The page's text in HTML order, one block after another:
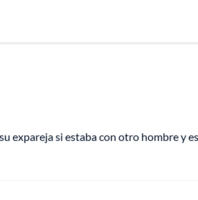
expareja si estaba con otro hombre y